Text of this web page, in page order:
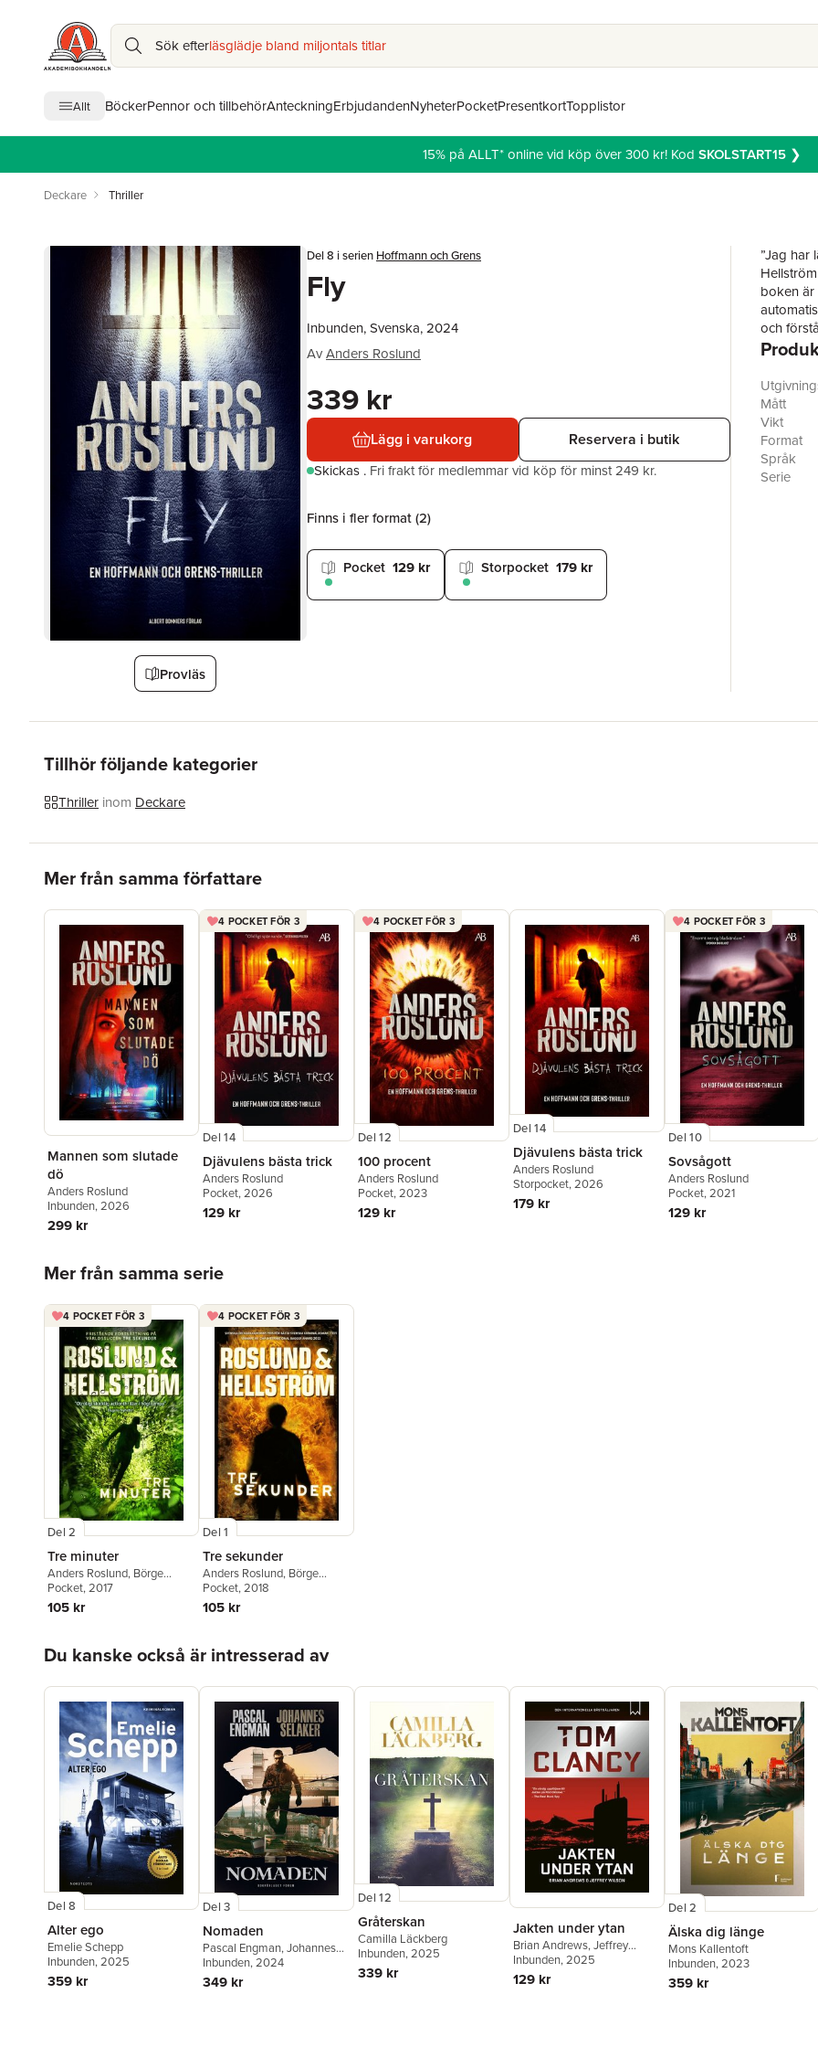
Sök efterläsglädje bland miljontals titlar
Allt BöckerPennor och tillbehörAnteckningErbjudandenNyheterPocketPresentkortTopplistor
15% på ALLT* online vid köp över 300 kr! Kod SKOLSTART15❯
Deckare Thriller
Provläs
Del 8 i serien Hoffmann och Grens
Fly
Inbunden, Svenska, 2024
AvAnders Roslund
339 kr
Lägg i varukorg Reservera i butik
Skickas . Fri frakt för medlemmar vid köp för minst 249 kr.
Finns i fler format (2)
Pocket 129 kr Storpocket 179 kr
”Jag har
boken är
och
han
Många
infiltrera
vars
Mått
Vikt
Format
Språk
Serie
Tillhör följande kategorier
Thriller inom Deckare
Mer från samma författare
Mannen som slutade
dö
Anders Roslund
Inbunden, 2026
299 kr
4 POCKET FÖR 3
Del 14
Djävulens bästa trick
Anders Roslund
Pocket, 2026
129 kr
4 POCKET FÖR 3
Del 12
100 procent
Anders Roslund
Pocket, 2023
129 kr
Del 14
Djävulens bästa trick
Anders Roslund
Storpocket, 2026
179 kr
4 POCKET FÖR 3
Del 10
Sovsågott
Anders Roslund
Pocket, 2021
129 kr
Mer från samma serie
4 POCKET FÖR 3
Del 2
Tre minuter
Anders Roslund, Börge
Hellström
Pocket, 2017
105 kr
4 POCKET FÖR 3
Del 1
Tre sekunder
Anders Roslund, Börge
Hellström
Pocket, 2018
105 kr
Du kanske också är intresserad av
Del 8
Alter ego
Emelie Schepp
Inbunden, 2025
359 kr
Del 3
Nomaden
Pascal Engman,Johannes
Selåker
Inbunden, 2024
349 kr
Del 12
Gråterskan
Camilla Läckberg
Inbunden, 2025
339 kr
Jakten under ytan
Brian Andrews,Jeffrey
Wilson,Tom Clancy
Inbunden, 2025
129 kr
Del 2
Älska dig länge
Mons Kallentoft
Inbunden, 2023
359 kr